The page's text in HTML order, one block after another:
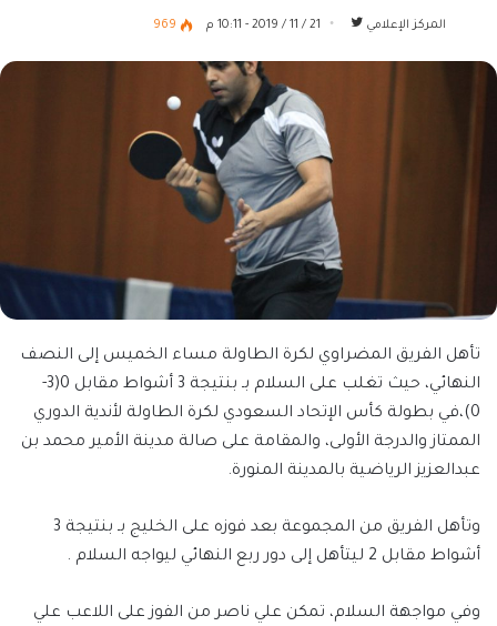
المركز الإعلامي
تابع
21 / 11 / 2019 - 10:11 م 969
تأهل الفريق المضراوي لكرة الطاولة مساء الخميس إلى النصف
النهائي، حيث تغلب على السلام بـ بنتيجة 3 أشواط مقابل 0(3-
0)،في بطولة كأس الإتحاد السعودي لكرة الطاولة لأندية الدوري
الممتاز والدرجة الأولى، والمقامة على صالة مدينة الأمير محمد بن
عبدالعزيز الرياضية بالمدينة المنورة.
وتأهل الفريق من المجموعة بعد فوزه على الخليج بـ بنتيجة 3
أشواط مقابل 2 ليتأهل إلى دور ربع النهائي ليواجه السلام .
وفي مواجهة السلام، تمكن علي ناصر من الفوز على اللاعب علي